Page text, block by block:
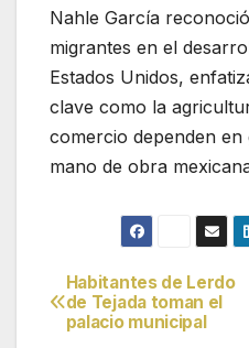
Nahle García
migrantes en el
Estados Unidos,
clave como la
comercio dependen en
mano de obra
Navegación
de
Habitantes de Lerdo
de Tejada toman el
palacio municipal